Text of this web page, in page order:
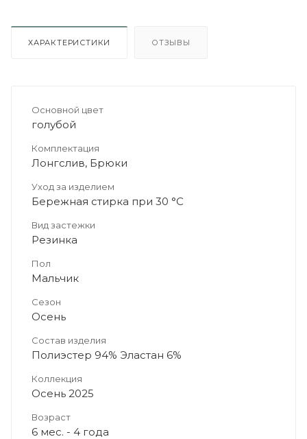
ХАРАКТЕРИСТИКИ ОТЗЫВЫ
Основной цвет
голубой
Комплектация
Лонгслив, Брюки
Уход за изделием
Бережная стирка при 30 °C
Вид застежки
Резинка
Пол
Мальчик
Сезон
Осень
Состав изделия
Полиэстер 94% Эластан 6%
Коллекция
Осень 2025
Возраст
6 мес. - 4 года